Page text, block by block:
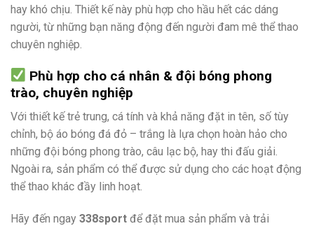
hay khó chịu. Thiết kế này phù hợp cho hầu hết các dáng
người, từ những bạn năng động đến người đam mê thể thao
chuyên nghiệp.
Phù hợp cho cá nhân & đội bóng phong
trào, chuyên nghiệp
Với thiết kế trẻ trung, cá tính và khả năng đặt in tên, số tùy
chỉnh, bộ áo bóng đá đỏ – trắng là lựa chọn hoàn hảo cho
những đội bóng phong trào, câu lạc bộ, hay thi đấu giải.
Ngoài ra, sản phẩm có thể được sử dụng cho các hoạt động
thể thao khác đầy linh hoạt.
Hãy đến ngay 338sport để đặt mua sản phẩm và trải